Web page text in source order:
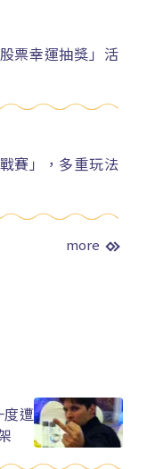
票幸運抽獎」活
賽」，多重玩法
more
遭